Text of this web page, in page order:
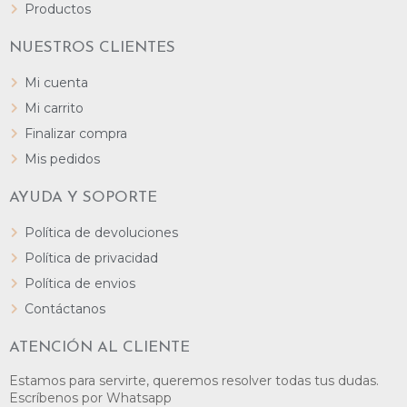
Productos
NUESTROS CLIENTES
Mi cuenta
Mi carrito
Finalizar compra
Mis pedidos
AYUDA Y SOPORTE
Política de devoluciones
Política de privacidad
Política de envios
Contáctanos
ATENCIÓN AL CLIENTE
Estamos para servirte, queremos resolver todas tus dudas.
Escríbenos por Whatsapp